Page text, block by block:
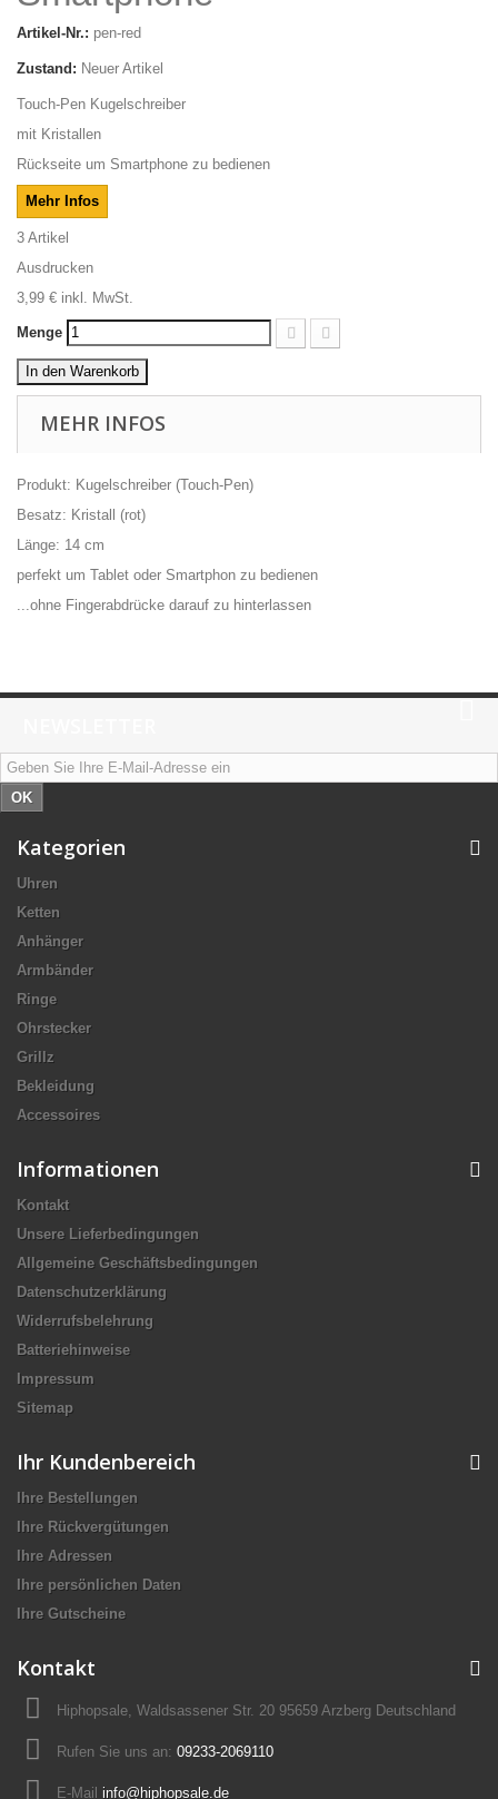
Artikel-Nr.: pen-red
Zustand: Neuer Artikel
Touch-Pen Kugelschreiber
mit Kristallen
Rückseite um Smartphone zu bedienen
Mehr Infos
3 Artikel
Ausdrucken
3,99 € inkl. MwSt.
Menge
In den Warenkorb
MEHR INFOS
Produkt: Kugelschreiber (Touch-Pen)
Besatz: Kristall (rot)
Länge: 14 cm
perfekt um Tablet oder Smartphon zu bedienen
...ohne Fingerabdrücke darauf zu hinterlassen
OK
Kategorien
Uhren
Ketten
Anhänger
Armbänder
Ringe
Ohrstecker
Grillz
Bekleidung
Accessoires
Informationen
Kontakt
Unsere Lieferbedingungen
Allgemeine Geschäftsbedingungen
Datenschutzerklärung
Widerrufsbelehrung
Batteriehinweise
Impressum
Sitemap
Ihr Kundenbereich
Ihre Bestellungen
Ihre Rückvergütungen
Ihre Adressen
Ihre persönlichen Daten
Ihre Gutscheine
Kontakt
Hiphopsale, Waldsassener Str. 20 95659 Arzberg Deutschland
Rufen Sie uns an: 09233-2069110
E-Mail info@hiphopsale.de